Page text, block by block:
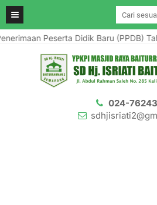
Peserta Didik Baru (PPDB)
024-